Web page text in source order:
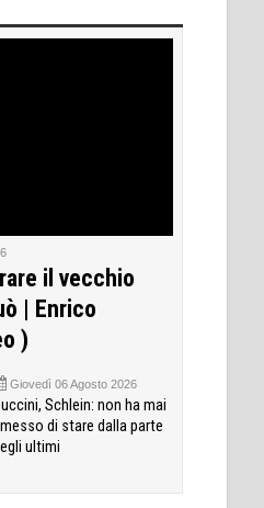
il vecchio
| Enrico
)
Giovedì 06 Agosto 2026
Schlein: non ha mai
di stare dalla parte
ultimi